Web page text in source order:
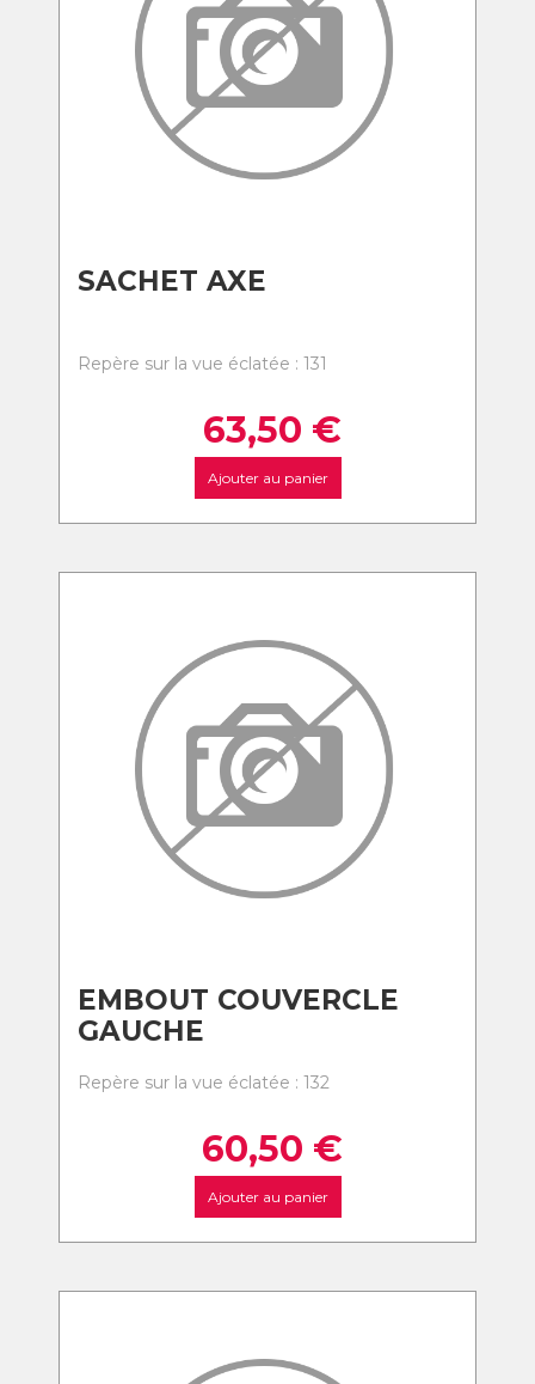
SACHET AXE
Repère sur la vue éclatée : 131
63,50 €
Ajouter au panier
EMBOUT COUVERCLE
GAUCHE
Repère sur la vue éclatée : 132
60,50 €
Ajouter au panier